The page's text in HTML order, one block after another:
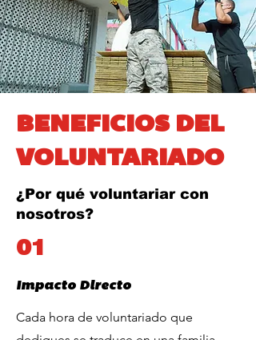
BENEFICIOS DEL
VOLUNTARIADO
¿Por qué voluntariar con
nosotros?
01
Impacto Directo
Cada hora de voluntariado que